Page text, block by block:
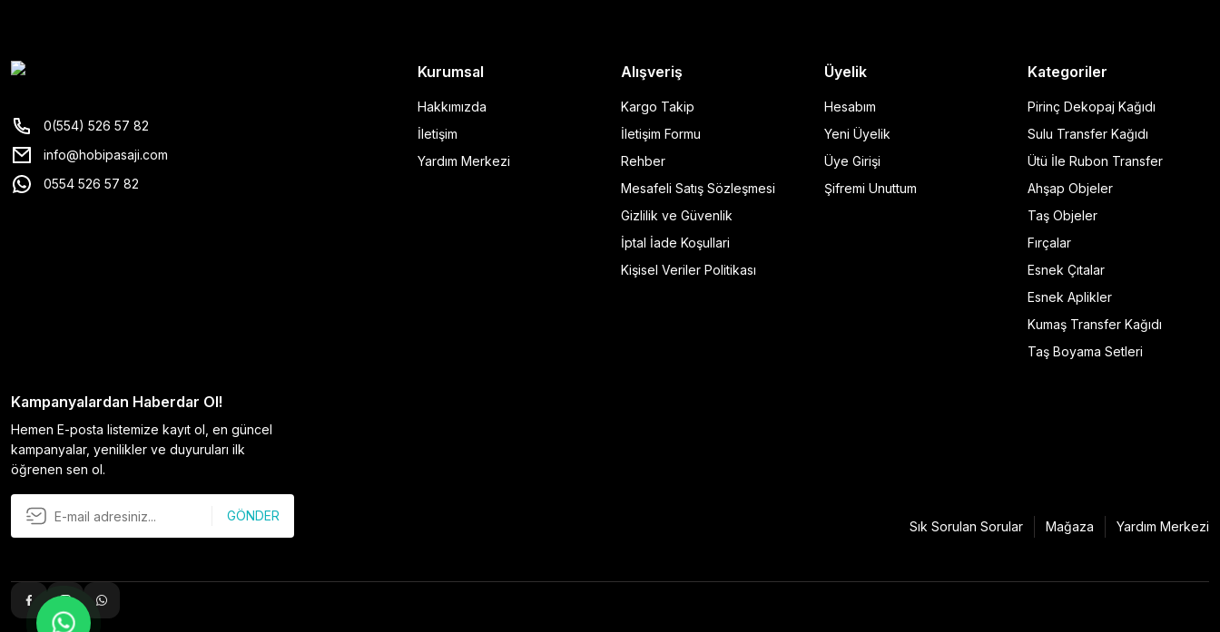
0(554) 526 57 82
info@hobipasaji.com
0554 526 57 82
Kurumsal
Hakkımızda
İletişim
Yardım Merkezi
Alışveriş
Kargo Takip
İletişim Formu
Rehber
Mesafeli Satış Sözleşmesi
Gizlilik ve Güvenlik
İptal İade Koşullari
Kişisel Veriler Politikası
Üyelik
Hesabım
Yeni Üyelik
Üye Girişi
Şifremi Unuttum
Kategoriler
Pirinç Dekopaj Kağıdı
Sulu Transfer Kağıdı
Ütü İle Rubon Transfer
Ahşap Objeler
Taş Objeler
Fırçalar
Esnek Çıtalar
Esnek Aplikler
Kumaş Transfer Kağıdı
Taş Boyama Setleri
Kampanyalardan Haberdar Ol!
Hemen E-posta listemize kayıt ol, en güncel
kampanyalar, yenilikler ve duyuruları ilk
öğrenen sen ol.
GÖNDER
Sık Sorulan Sorular Mağaza Yardım Merkezi